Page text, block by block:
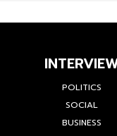
POLITICS
SOCIAL
BUSINESS